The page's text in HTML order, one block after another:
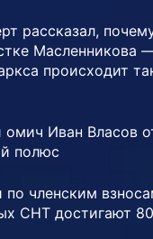
рассказал,
Масленникова
происходит
Иван Власов
полюс
по членским
СНТ достигают